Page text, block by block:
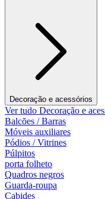
Decoração e acessórios
Ver tudo Decoração e
Balcões / Barras
Móveis auxiliares
Pódios / Vitrines
Púlpitos
porta folheto
Quadros negros
Guarda-roupa
Cabides